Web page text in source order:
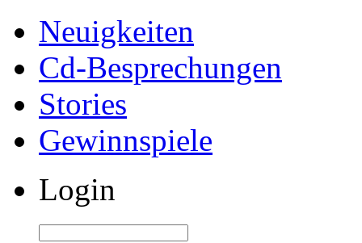
Neuigkeiten
Cd-Besprechungen
Stories
Gewinnspiele
Login